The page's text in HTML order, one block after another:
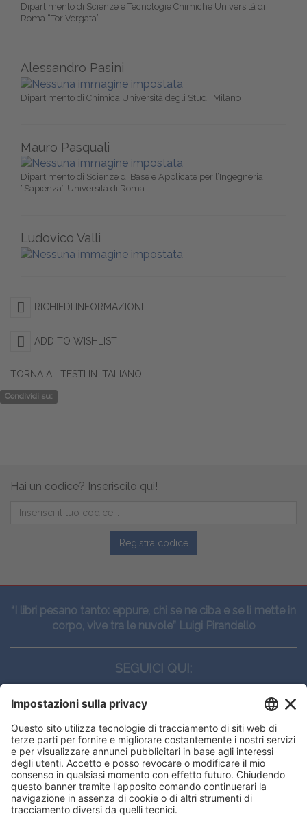
Dipartimento di Scienze e Tecnologie Chimiche Università di
Roma “Tor Vergata”
Alessandro Pasini
Dipartimento di Chimica Università degli Studi, Milano
Mauro Pasquali
Dipartimento di Scienze di Base e Applicate per l’Ingegneria
“Sapienza” Università di Roma
Ludovico Valli
RICHIEDI INFORMAZIONI
ADD TO WISHLIST
TORNA A: TESTI IN ITALIANO
Condividi su:
Hai un codice? Inseriscilo qui!
Registra codice
“I libri pesano tanto: eppure, chi se ne ciba e se li mette in
corpo, vive tra le nuvole” Luigi Pirandello
SEGUICI QUI:
CONTATTI
Edi.Ermes srl
Viale E. Forlanini, 21 - 20134, Milano
(+39)027021121
E-mail:eeinfo@eenet.it